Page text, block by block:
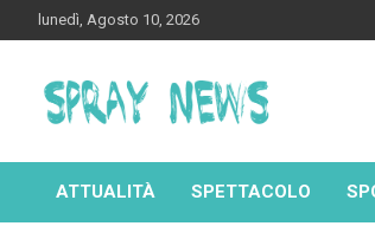
to
lunedì, Agosto 10, 2026
Spraynews.it
ATTUALITÀ SPETTACOLO